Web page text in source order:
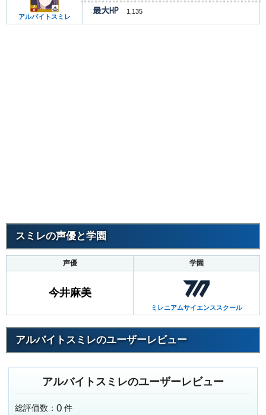
アルバイトスミレ
最大HP 1,135
スミレの声優と学園
声優 学園
今井麻美
ミレニアムサイエンススクール
アルバイトスミレのユーザーレビュー
アルバイトスミレのユーザーレビュー
総評価数： 0 件